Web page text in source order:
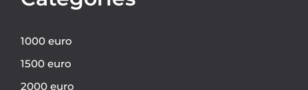
1000 euro
1500 euro
2000 euro